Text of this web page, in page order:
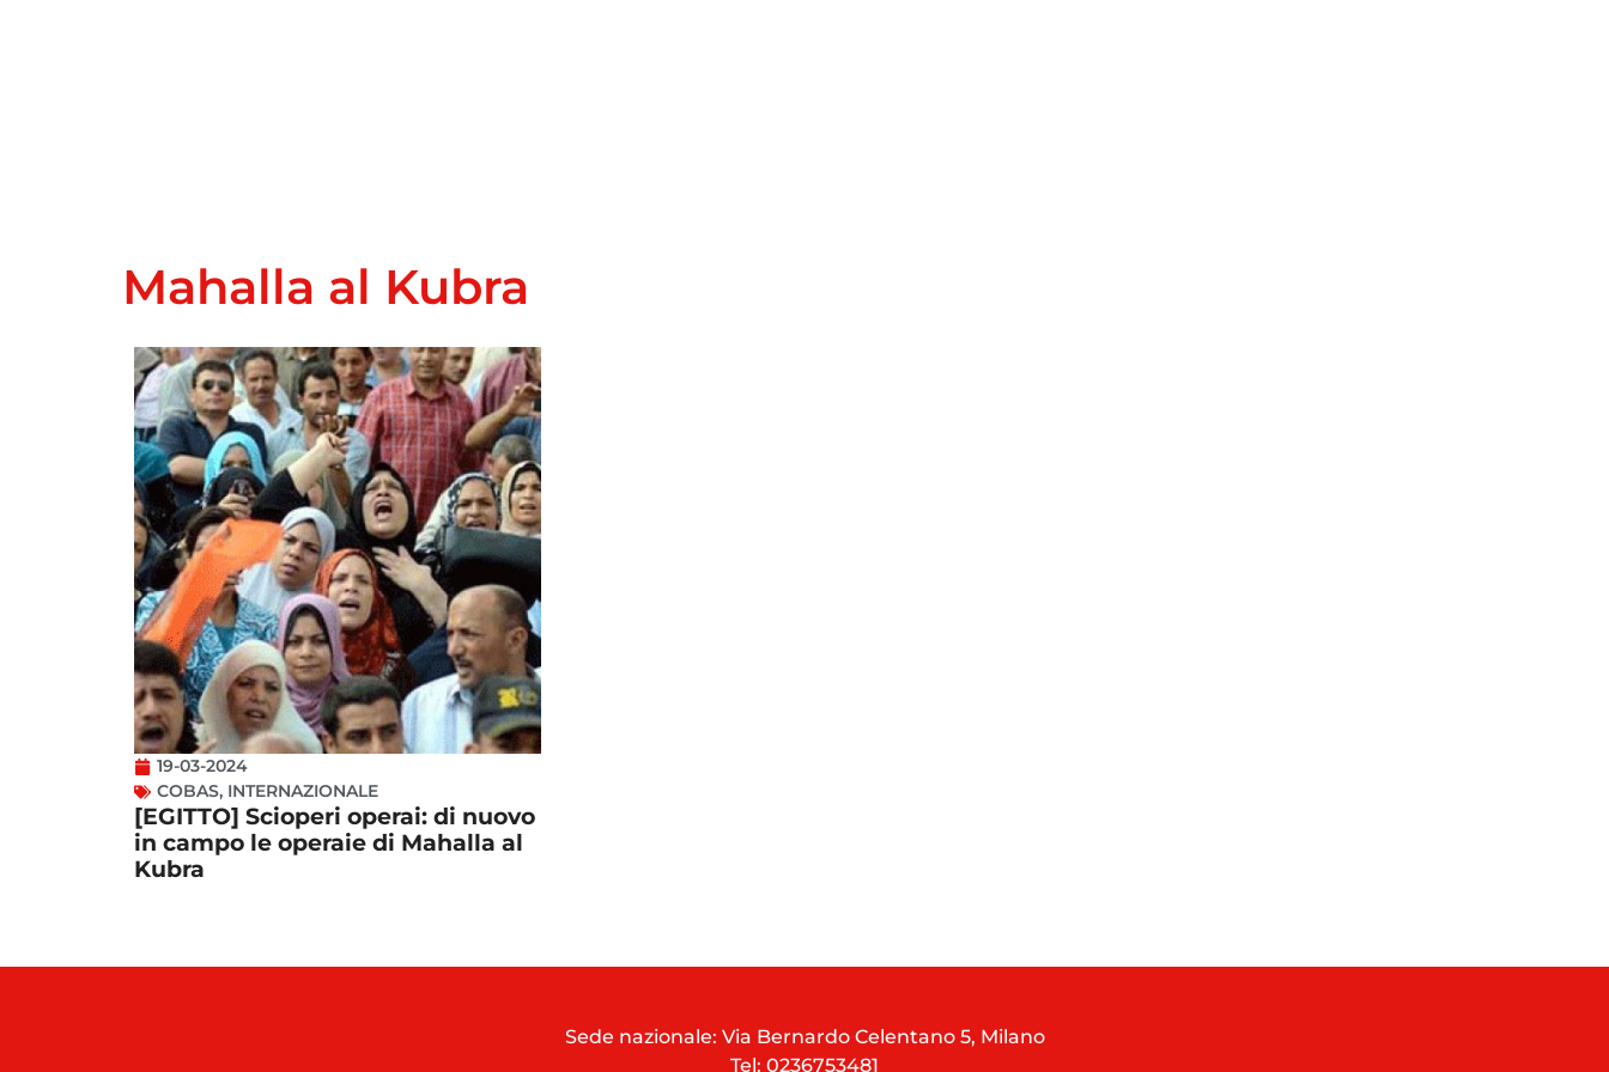
Mahalla al Kubra
19-03-2024
COBAS, INTERNAZIONALE
[EGITTO] Scioperi operai: di nuovo
in campo le operaie di Mahalla al
Kubra
Sede nazionale: Via Bernardo Celentano 5, Milano
Tel: 0236753481